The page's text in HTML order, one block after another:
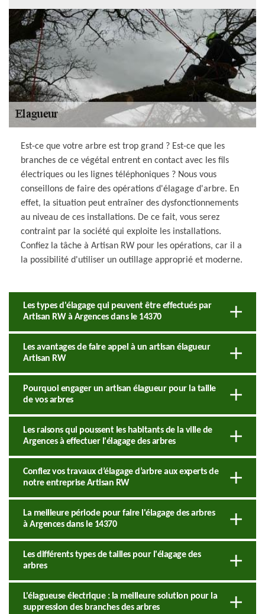
Est-ce que votre arbre est trop grand ? Est-ce que les
branches de ce végétal entrent en contact avec les fils
électriques ou les lignes téléphoniques ? Nous vous
conseillons de faire des opérations d'élagage d'arbre. En
effet, la situation peut entraîner des dysfonctionnements
au niveau de ces installations. De ce fait, vous serez
contraint par la société qui exploite les installations.
Confiez la tâche à Artisan RW pour les opérations, car il a
la possibilité d'utiliser un outillage approprié et moderne.
Les types d'élagage qui peuvent être effectués par
Artisan RW à Argences dans le 14370
Les avantages de faire appel à un artisan élagueur
Artisan RW
Pourquoi engager un artisan élagueur pour la taille
de vos arbres
Les raisons qui poussent les habitants de la ville de
Argences à effectuer l'élagage des arbres
Confiez vos travaux d’élagage d’arbre aux experts de
notre entreprise Artisan RW
La meilleure période pour faire l'élagage des arbres
à Argences dans le 14370
Les différents types de tailles pour l'élagage des
arbres
L'élagueuse électrique : la meilleure solution pour la
suppression des branches des arbres